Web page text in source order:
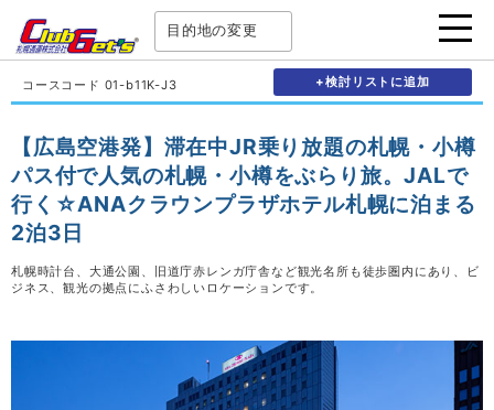
目的地の変更
コースコード 01-b11K-J3 +検討リストに追加
【広島空港発】滞在中JR乗り放題の札幌・小樽
パス付で人気の札幌・小樽をぶらり旅。JALで
行く☆ANAクラウンプラザホテル札幌に泊まる
2泊3日
札幌時計台、大通公園、旧道庁赤レンガ庁舎など観光名所も徒歩圏内にあり、ビ
ジネス、観光の拠点にふさわしいロケーションです。